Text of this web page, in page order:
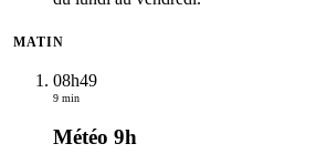
MATIN
08h49
9 min
Météo 9h